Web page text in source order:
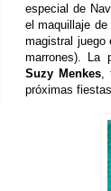
especial de
el maquillaje
magistral juego
marrones). La
Suzy Menkes,
próximas fiestas.